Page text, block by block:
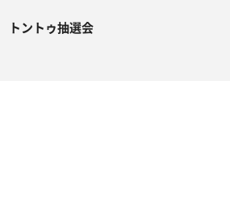
トントゥ抽選会